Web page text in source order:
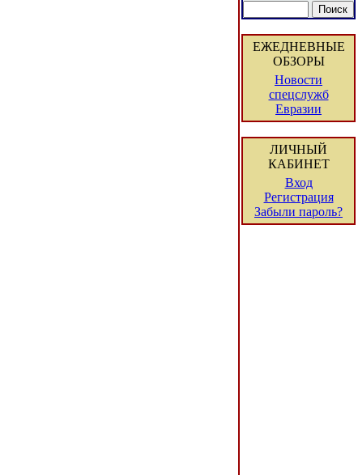
ЕЖЕДНЕВНЫЕ
ОБЗОРЫ
Новости
спецслужб
Евразии
ЛИЧНЫЙ
КАБИНЕТ
Вход
Регистрация
Забыли пароль?